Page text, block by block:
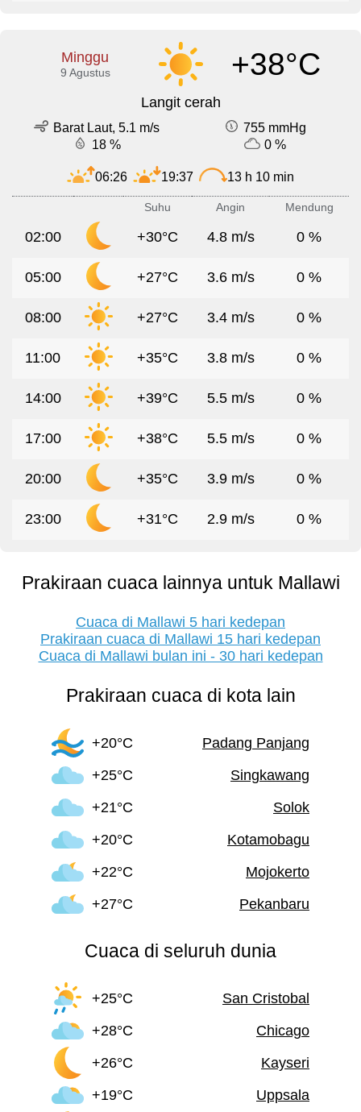
Minggu
9 Agustus +38°C
Langit cerah
Barat Laut, 5.1 m/s
755 mmHg
18 %
0 %
06:26 19:37 13 h 10 min
Suhu Angin Mendung
02:00 +30°C 4.8 m/s 0 %
05:00 +27°C 3.6 m/s 0 %
08:00 +27°C 3.4 m/s 0 %
11:00 +35°C 3.8 m/s 0 %
14:00 +39°C 5.5 m/s 0 %
17:00 +38°C 5.5 m/s 0 %
20:00 +35°C 3.9 m/s 0 %
23:00 +31°C 2.9 m/s 0 %
Prakiraan cuaca lainnya untuk Mallawi
Cuaca di Mallawi 5 hari kedepan
Prakiraan cuaca di Mallawi 15 hari kedepan
Cuaca di Mallawi bulan ini - 30 hari kedepan
Prakiraan cuaca di kota lain
+20°C
Padang Panjang
+25°C
Singkawang
+21°C
Solok
+20°C
Kotamobagu
+22°C
Mojokerto
+27°C
Pekanbaru
Cuaca di seluruh dunia
+25°C
San Cristobal
+28°C
Chicago
+26°C
Kayseri
+19°C
Uppsala